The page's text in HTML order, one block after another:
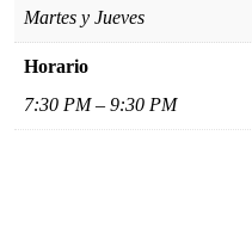
Martes y Jueves
Horario
7:30 PM – 9:30 PM